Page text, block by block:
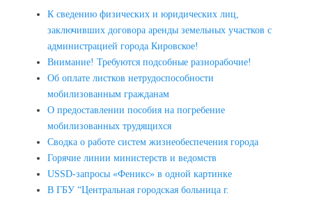
К сведению физических и юридических лиц,
заключивших договора аренды земельных участков с
администрацией города Кировское!
Внимание! Требуются подсобные разнорабочие!
Об оплате листков нетрудоспособности
мобилизованным гражданам
О предоставлении пособия на погребение
мобилизованных трудящихся
Сводка о работе систем жизнеобеспечения города
Горячие линии министерств и ведомств
USSD-запросы «Феникс» в одной картинке
В ГБУ “Центральная городская больница г.